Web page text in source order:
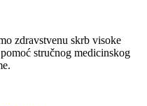
zdravstvenu skrb visoke
stručnog medicinskog